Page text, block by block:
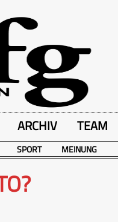
ARCHIV TEAM
SPORT MEINUNG